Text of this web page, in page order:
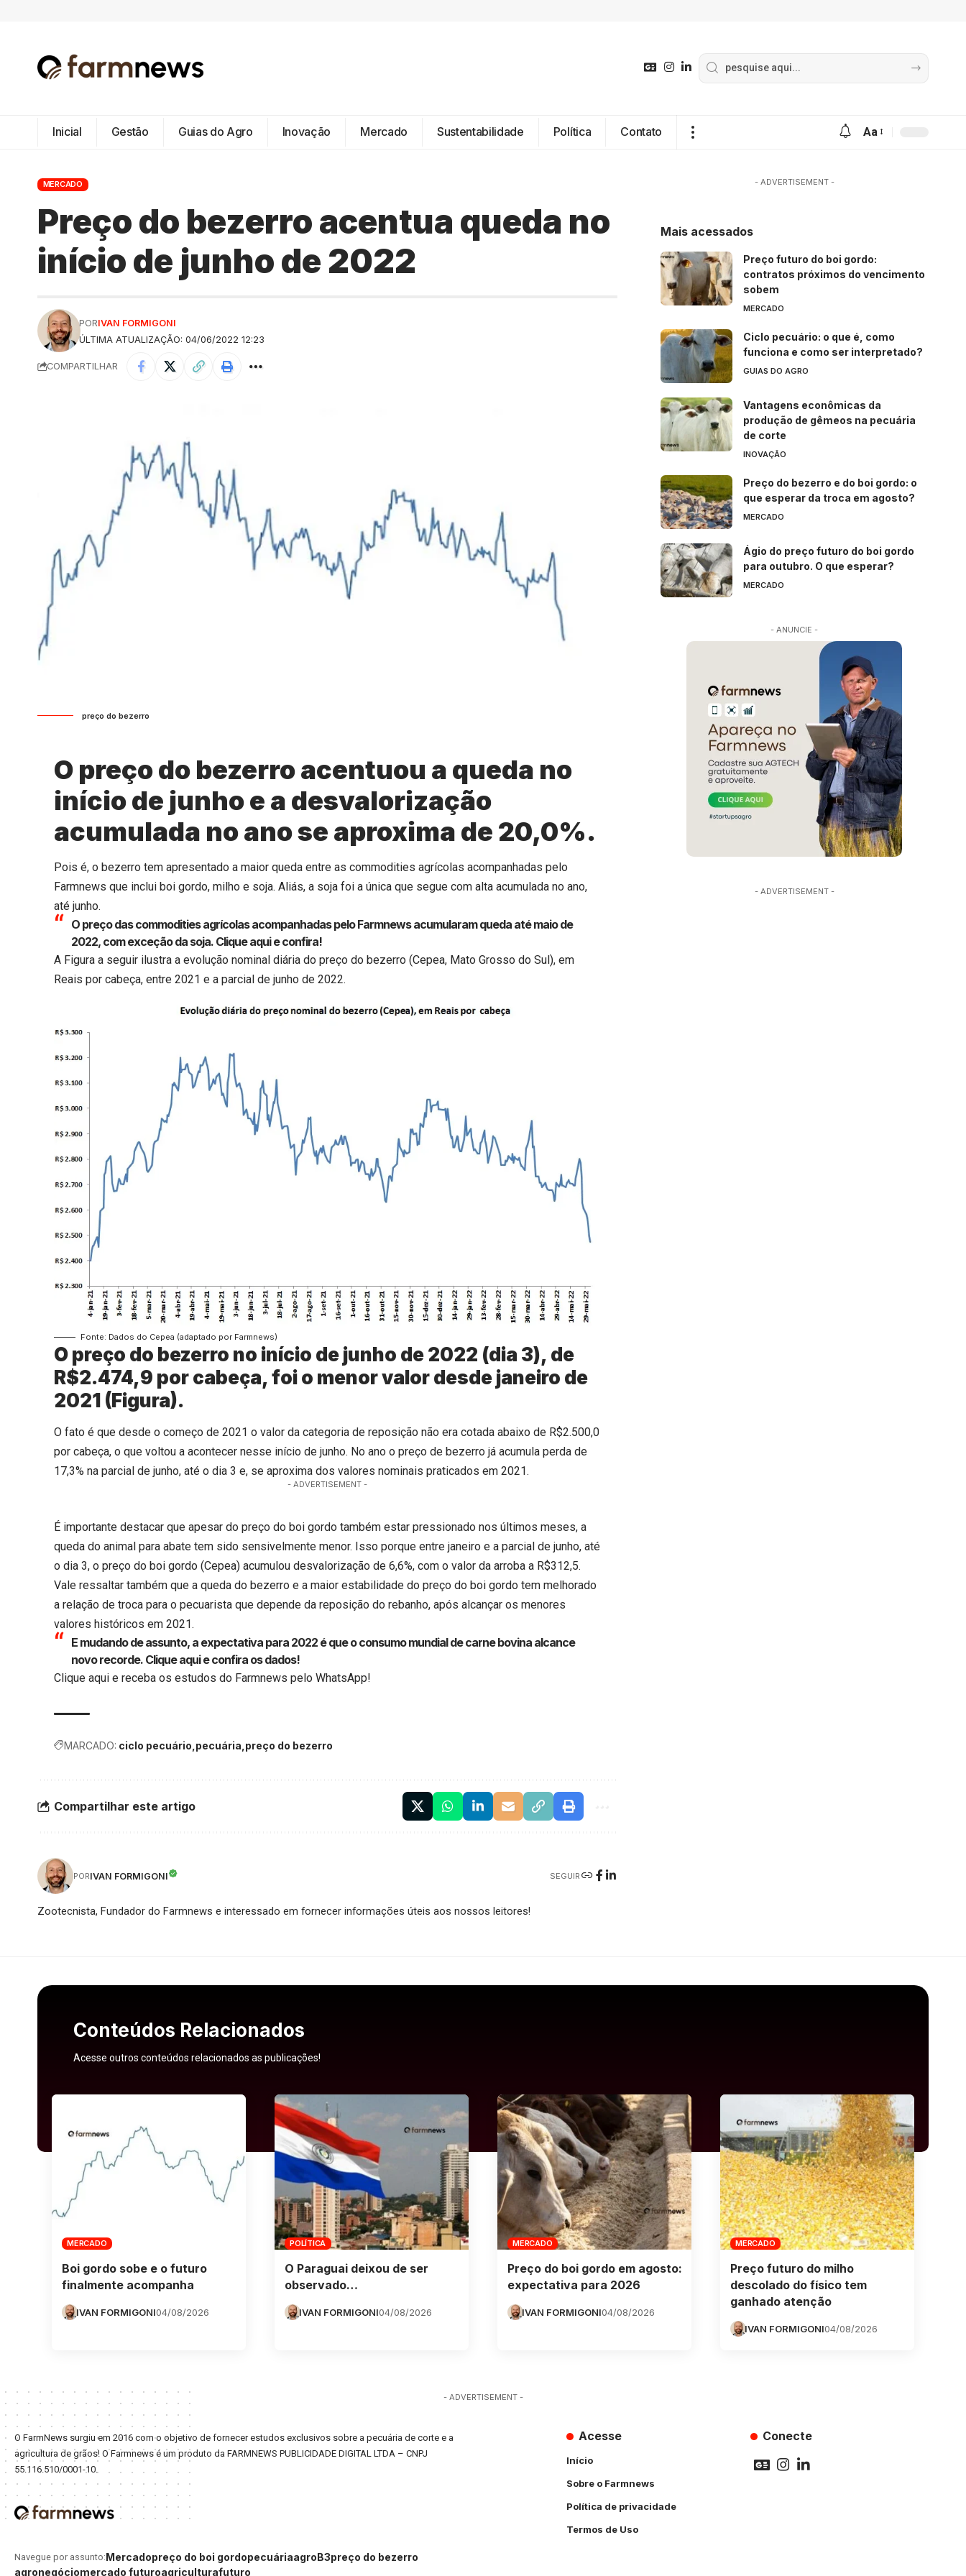
Inicial Gestão Guias do Agro Inovação Mercado Sustentabilidade Política Contato Aa
MERCADO
Preço do bezerro acentua queda no
início de junho de 2022
ÚLTIMA ATUALIZAÇÃO: 04/06/2022 12:23
PORIVAN FORMIGONI
COMPARTILHAR
preço do bezerro
O preço do bezerro acentuou a queda no
início de junho e a desvalorização
acumulada no ano se aproxima de 20,0%.
Pois é, o bezerro tem apresentado a maior queda entre as commodities agrícolas acompanhadas pelo
Farmnews que inclui boi gordo, milho e soja. Aliás, a soja foi a única que segue com alta acumulada no ano,
até junho.
O preço das commodities agrícolas acompanhadas pelo Farmnews acumularam queda até maio de
2022, com exceção da soja. Clique aquie confira!
A Figura a seguir ilustra a evolução nominal diária do preço do bezerro (Cepea, Mato Grosso do Sul), em
Reais por cabeça, entre 2021 e a parcial de junho de 2022.
Fonte: Dados do Cepea (adaptado por Farmnews)
O preço do bezerro no início de junho de 2022 (dia 3), de
R$2.474,9 por cabeça, foi o menor valor desde janeiro de
2021 (Figura).
O fato é que desde o começo de 2021 o valor da categoria de reposição não era cotada abaixo de R$2.500,0
por cabeça, o que voltou a acontecer nesse início de junho. No ano o preço de bezerro já acumula perda de
17,3% na parcial de junho, até o dia 3 e, se aproxima dos valores nominais praticados em 2021.
- ADVERTISEMENT -
É importante destacar que apesar do preço do boi gordo também estar pressionado nos últimos meses, a
queda do animal para abate tem sido sensivelmente menor. Isso porque entre janeiro e a parcial de junho, até
o dia 3, o preço do boi gordo (Cepea) acumulou desvalorização de 6,6%, com o valor da arroba a R$312,5.
Vale ressaltar também que a queda do bezerro e a maior estabilidade do preço do boi gordo tem melhorado
a relação de troca para o pecuarista que depende da reposição do rebanho, após alcançar os menores
valores históricos em 2021.
E mudando de assunto, a expectativa para 2022 é que o consumo mundial de carne bovina alcance
novo recorde. Clique aquie confira os dados!
Clique aqui e receba os estudos do Farmnews pelo WhatsApp!
MARCADO: ciclo pecuário pecuária preço do bezerro
Compartilhar este artigo
PORIVAN FORMIGONI SEGUIR
Zootecnista, Fundador do Farmnews e interessado em fornecer informações úteis aos nossos leitores!
- ADVERTISEMENT -
Mais acessados
Preço futuro do boi gordo:
contratos próximos do vencimento
sobem
MERCADO
Ciclo pecuário: o que é, como
funciona e como ser interpretado?
GUIAS DO AGRO
Vantagens econômicas da
produção de gêmeos na pecuária
de corte
INOVAÇÃO
Preço do bezerro e do boi gordo: o
que esperar da troca em agosto?
MERCADO
Ágio do preço futuro do boi gordo
para outubro. O que esperar?
MERCADO
- ANUNCIE -
- ADVERTISEMENT -
Conteúdos Relacionados
Acesse outros conteúdos relacionados as publicações!
MERCADO
Boi gordo sobe e o futuro
finalmente acompanha
IVAN FORMIGONI04/08/2026
POLÍTICA
O Paraguai deixou de ser
observado…
IVAN FORMIGONI04/08/2026
MERCADO
Preço do boi gordo em agosto:
expectativa para 2026
IVAN FORMIGONI04/08/2026
MERCADO
Preço futuro do milho
descolado do físico tem
ganhado atenção
IVAN FORMIGONI04/08/2026
- ADVERTISEMENT -
O FarmNews surgiu em 2016 com o objetivo de fornecer estudos exclusivos sobre a pecuária de corte e a
agricultura de grãos! O Farmnews é um produto da FARMNEWS PUBLICIDADE DIGITAL LTDA – CNPJ
55.116.510/0001-10.
Navegue por assunto:Mercadopreço do boi gordopecuáriaagroB3preço do bezerro
agronegóciomercado futuroagriculturafuturo
Acesse
Início
Sobre o Farmnews
Política de privacidade
Termos de Uso
Conecte